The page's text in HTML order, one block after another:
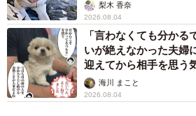
梨木 香奈
2026.08.04
「言わなくても分か
いが絶えなかった夫
迎えてから相手を思う
画】海川 まこと
2026.08.04